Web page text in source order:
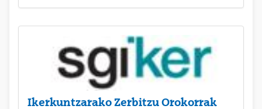
Ikerkuntzarako Zerbitzu Orokorrak